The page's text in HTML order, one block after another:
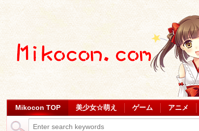
Mikocon TOP 美少女☆萌え ゲーム アニメ